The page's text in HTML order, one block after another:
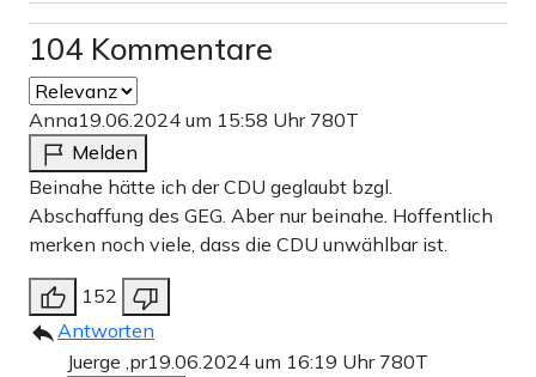
104 Kommentare
Anna19.06.2024 um 15:58 Uhr 780T
Melden
Beinahe hätte ich der CDU geglaubt bzgl.
Abschaffung des GEG. Aber nur beinahe. Hoffentlich
merken noch viele, dass die CDU unwählbar ist.
152
Antworten
Juerge ,pr19.06.2024 um 16:19 Uhr 780T